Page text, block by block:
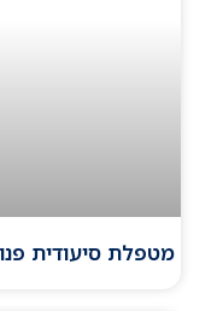
מטפלת סיעודית פנויה